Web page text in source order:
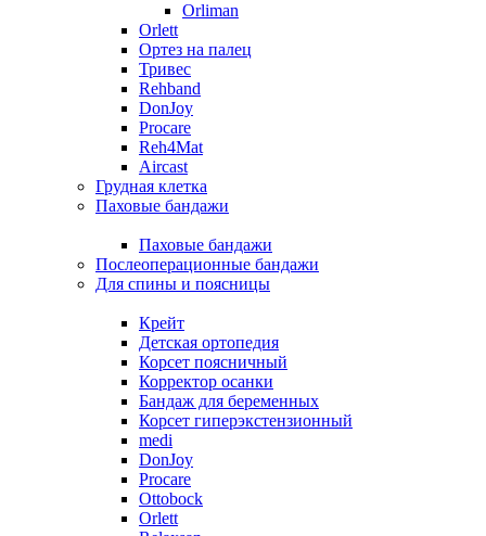
Orliman
Orlett
Ортез на палец
Тривес
Rehband
DonJoy
Procare
Reh4Mat
Aircast
Грудная клетка
Паховые бандажи
Паховые бандажи
Послеоперационные бандажи
Для спины и поясницы
Крейт
Детская ортопедия
Корсет поясничный
Корректор осанки
Бандаж для беременных
Корсет гиперэкстензионный
medi
DonJoy
Procare
Ottobock
Orlett